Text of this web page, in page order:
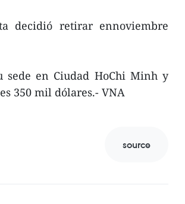
decidió retirar ennoviembre
sede en Ciudad HoChi Minh y
350 mil dólares.- VNA
source